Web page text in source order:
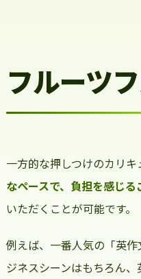
フルーツ
一方的な押しつけのカリキ
なペースで、負担を感じる
いただくことが可能です。
例えば、一番人気の「英
ジネスシーンはもちろん